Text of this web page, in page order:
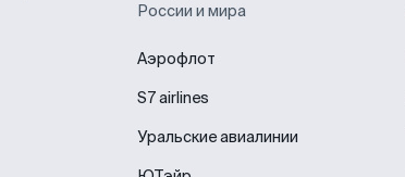
России и мира
Аэрофлот
S7 airlines
Уральские авиалинии